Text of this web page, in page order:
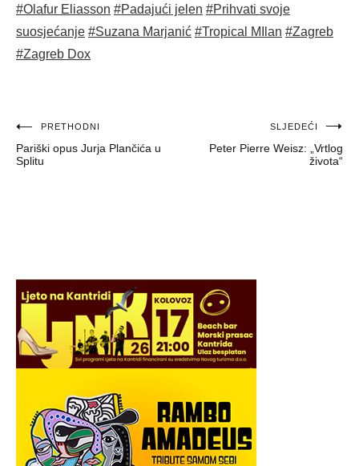
#Olafur Eliasson #Padajući jelen #Prihvati svoje
suosjećanje #Suzana Marjanić #Tropical MIlan #Zagreb
#Zagreb Dox
Navigacija
objava
PRETHODNI
Pariški opus Jurja Plančića u
Splitu
SLJEDEĆI
Peter Pierre Weisz: „Vrtlog
života“